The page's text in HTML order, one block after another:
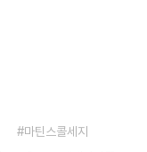
마틴스콜세지